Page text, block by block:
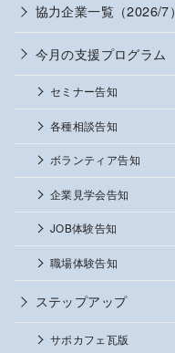
協力企業一覧（2026/7）
今月の支援プログラム
セミナー告知
各種相談告知
ボランティア告知
企業見学会告知
JOB体験告知
職場体験告知
ステップアップ
サポカフェ瓦版